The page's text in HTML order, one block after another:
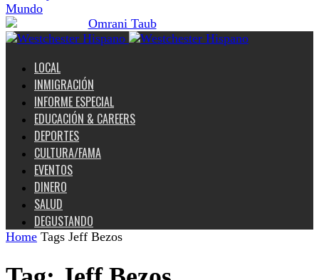
Mundo
LOCAL
INMIGRACIÓN
INFORME ESPECIAL
EDUCACIÓN & CAREERS
DEPORTES
CULTURA/FAMA
EVENTOS
DINERO
SALUD
DEGUSTANDO
Home Tags Jeff Bezos